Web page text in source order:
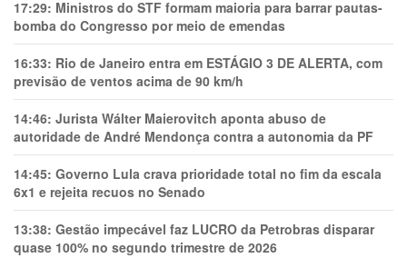
17:29: Ministros do STF formam maioria para barrar pautas-
bomba do Congresso por meio de emendas
16:33: Rio de Janeiro entra em ESTÁGIO 3 DE ALERTA, com
previsão de ventos acima de 90 km/h
14:46: Jurista Wálter Maierovitch aponta abuso de
autoridade de André Mendonça contra a autonomia da PF
14:45: Governo Lula crava prioridade total no fim da escala
6x1 e rejeita recuos no Senado
13:38: Gestão impecável faz LUCRO da Petrobras disparar
quase 100% no segundo trimestre de 2026